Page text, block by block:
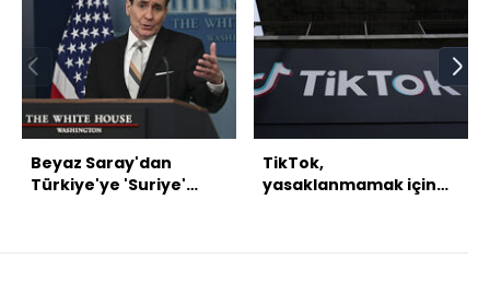
Beyaz Saray'dan
Türkiye'ye 'Suriye'
TikTok,
yasaklanmamak için